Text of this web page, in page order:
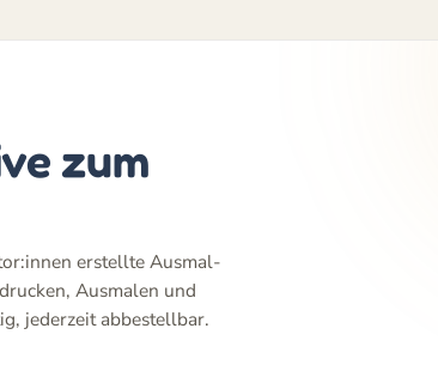
zum
erstellte Ausmal-
Ausmalen und
jederzeit abbestellbar.